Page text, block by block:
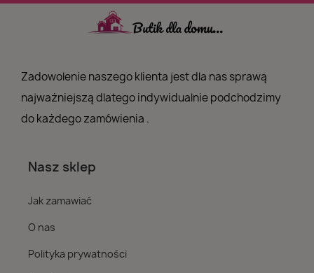
Zadowolenie naszego klienta jest dla nas sprawą
najważniejszą dlatego indywidualnie podchodzimy
do każdego zamówienia .
Nasz sklep
Jak zamawiać
O nas
Polityka prywatności